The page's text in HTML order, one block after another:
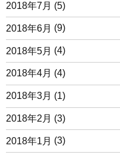
2018年7月 (5)
2018年6月 (9)
2018年5月 (4)
2018年4月 (4)
2018年3月 (1)
2018年2月 (3)
2018年1月 (3)